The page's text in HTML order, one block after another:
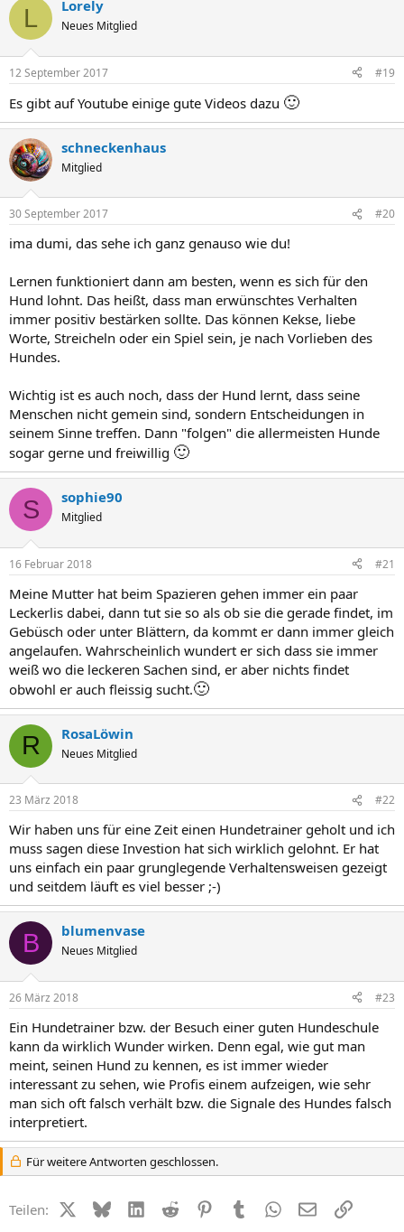
L Lorely
Neues Mitglied
12 September 2017 #19
Es gibt auf Youtube einige gute Videos dazu 🙂
schneckenhaus
Mitglied
30 September 2017 #20
ima dumi, das sehe ich ganz genauso wie du!
Lernen funktioniert dann am besten, wenn es sich für den
Hund lohnt. Das heißt, dass man erwünschtes Verhalten
immer positiv bestärken sollte. Das können Kekse, liebe
Worte, Streicheln oder ein Spiel sein, je nach Vorlieben des
Hundes.
Wichtig ist es auch noch, dass der Hund lernt, dass seine
Menschen nicht gemein sind, sondern Entscheidungen in
seinem Sinne treffen. Dann "folgen" die allermeisten Hunde
sogar gerne und freiwillig 🙂
S sophie90
Mitglied
16 Februar 2018 #21
Meine Mutter hat beim Spazieren gehen immer ein paar
Leckerlis dabei, dann tut sie so als ob sie die gerade findet, im
Gebüsch oder unter Blättern, da kommt er dann immer gleich
angelaufen. Wahrscheinlich wundert er sich dass sie immer
weiß wo die leckeren Sachen sind, er aber nichts findet
obwohl er auch fleissig sucht.🙂
R RosaLöwin
Neues Mitglied
23 März 2018 #22
Wir haben uns für eine Zeit einen Hundetrainer geholt und ich
muss sagen diese Investion hat sich wirklich gelohnt. Er hat
uns einfach ein paar grunglegende Verhaltensweisen gezeigt
und seitdem läuft es viel besser ;-)
B blumenvase
Neues Mitglied
26 März 2018 #23
Ein Hundetrainer bzw. der Besuch einer guten Hundeschule
kann da wirklich Wunder wirken. Denn egal, wie gut man
meint, seinen Hund zu kennen, es ist immer wieder
interessant zu sehen, wie Profis einem aufzeigen, wie sehr
man sich oft falsch verhält bzw. die Signale des Hundes falsch
interpretiert.
Für weitere Antworten geschlossen.
Teilen: X (Twitter)
BlueskyLinkedIn
Reddit PinterestTumblr WhatsApp
E-MailLink